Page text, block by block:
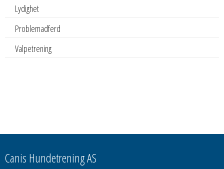
Lydighet
Problemadferd
Valpetrening
Canis Hundetrening AS